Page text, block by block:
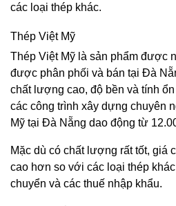
các loại thép khác.
Thép Việt Mỹ
Thép Việt Mỹ là sản phẩm được
được phân phối và bán tại Đà
chất lượng cao, độ bền và tính
các công trình xây dựng chuyên
Mỹ tại Đà Nẵng dao động từ
Mặc dù có chất lượng rất tốt, giá
cao hơn so với các loại thép
chuyển và các thuế nhập khẩu.